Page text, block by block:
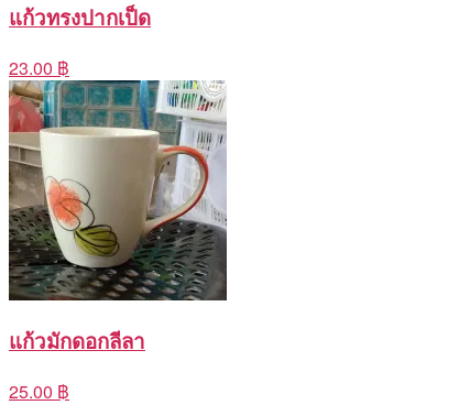
แก้วทรงปากเป็ด
23.00 ฿
แก้วมักดอกลีลา
25.00 ฿